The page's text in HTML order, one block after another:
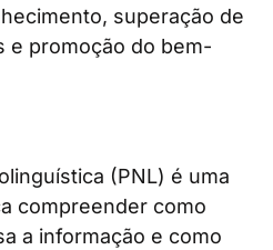
superação de
e promoção do bem-
(PNL) é uma
compreender como
a informação e como